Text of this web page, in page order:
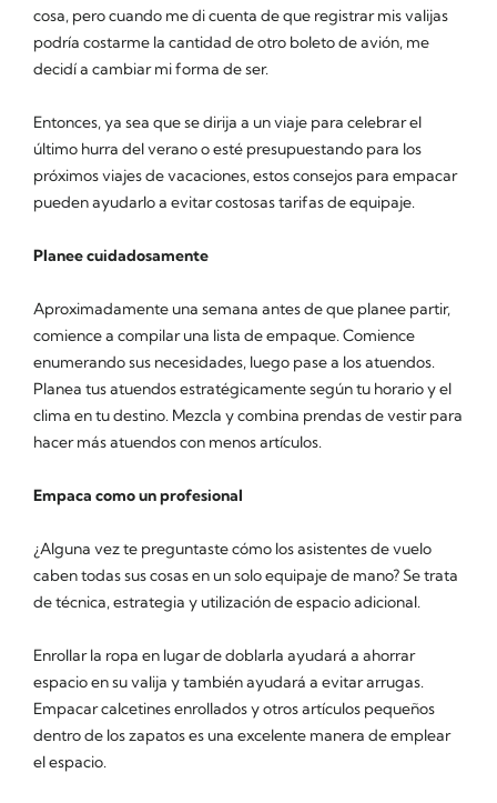
cosa, pero cuando me di cuenta de que registrar mis valijas
podría costarme la cantidad de otro boleto de avión, me
decidí a cambiar mi forma de ser.
Entonces, ya sea que se dirija a un viaje para celebrar el
último hurra del verano o esté presupuestando para los
próximos viajes de vacaciones, estos consejos para empacar
pueden ayudarlo a evitar costosas tarifas de equipaje.
Planee cuidadosamente
Aproximadamente una semana antes de que planee partir,
comience a compilar una lista de empaque. Comience
enumerando sus necesidades, luego pase a los atuendos.
Planea tus atuendos estratégicamente según tu horario y el
clima en tu destino. Mezcla y combina prendas de vestir para
hacer más atuendos con menos artículos.
Empaca como un profesional
¿Alguna vez te preguntaste cómo los asistentes de vuelo
caben todas sus cosas en un solo equipaje de mano? Se trata
de técnica, estrategia y utilización de espacio adicional.
Enrollar la ropa en lugar de doblarla ayudará a ahorrar
espacio en su valija y también ayudará a evitar arrugas.
Empacar calcetines enrollados y otros artículos pequeños
dentro de los zapatos es una excelente manera de emplear
el espacio.